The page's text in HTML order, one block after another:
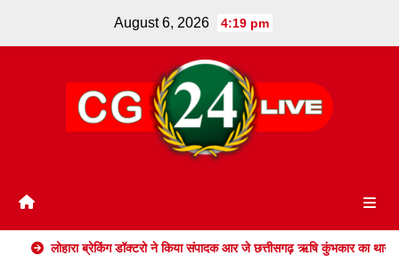
August 6, 2026 4:19 pm
लोहारा ब्रेकिंग डॉक्टरो ने किया संपादक आर जे छत्तीसगढ़ ऋषि कुंभकार का थाने